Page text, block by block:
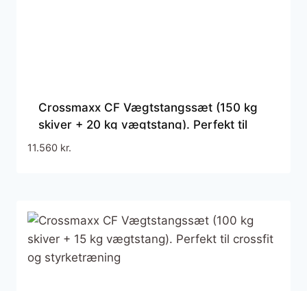
Crossmaxx CF Vægtstangssæt (150 kg
skiver + 20 kg vægtstang). Perfekt til
crossfit og styrketræning
11.560 kr.